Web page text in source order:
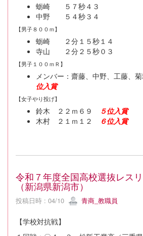
蛎崎 ５７秒４３
中野 ５４秒３４
【男子８００ｍ】
蛎崎 ２分１５秒１４
寺山 ２分２５秒０３
【男子１００ｍＲ】
メンバー：齋藤、中野、工藤
位入賞
【女子やり投げ】
鈴木 ２２ｍ６９
５位入賞
木村 ２１ｍ１２
６位入賞
令和７年度全国高校選抜レス
（新潟県新潟市）
投稿日時 : 04/10 青商_教職員
【学校対抗戦】